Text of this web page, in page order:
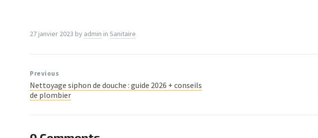
27 janvier 2023 by admin in Sanitaire
Previous
Nettoyage siphon de douche : guide 2026 + conseils
de plombier